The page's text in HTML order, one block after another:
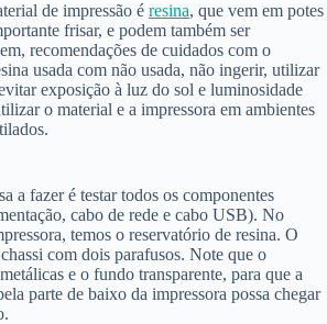
de impressão é resina, que vem em potes
frisar, e podem também ser
recomendações de cuidados com o
usada com não usada, não ingerir, utilizar
exposição à luz do sol e luminosidade
o material e a impressora em ambientes
a fazer é testar todos os componentes
cabo de rede e cabo USB). No
temos o reservatório de resina. O
com dois parafusos. Note que o
e o fundo transparente, para que a
parte de baixo da impressora possa chegar